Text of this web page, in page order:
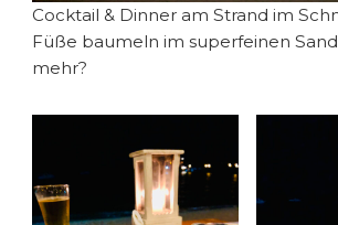
Cocktail & Dinner am Strand im
Füße baumeln im superfeinen
mehr?